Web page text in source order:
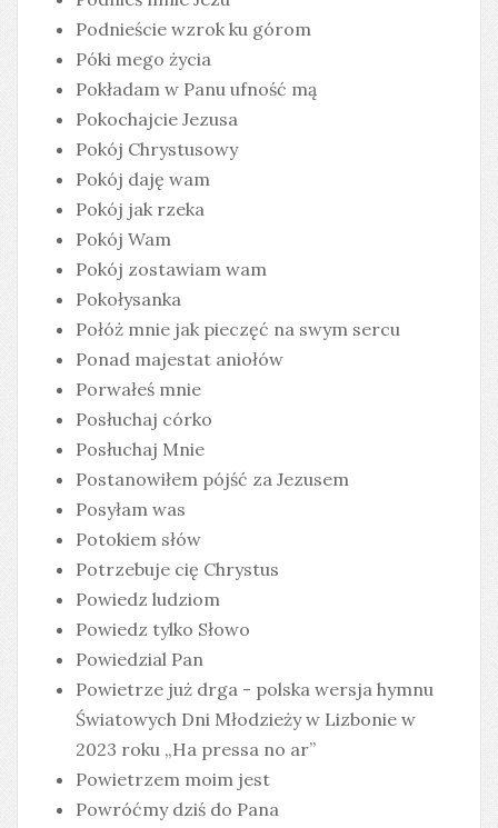
Podnieście wzrok ku górom
Póki mego życia
Pokładam w Panu ufność mą
Pokochajcie Jezusa
Pokój Chrystusowy
Pokój daję wam
Pokój jak rzeka
Pokój Wam
Pokój zostawiam wam
Pokołysanka
Połóż mnie jak pieczęć na swym sercu
Ponad majestat aniołów
Porwałeś mnie
Posłuchaj córko
Posłuchaj Mnie
Postanowiłem pójść za Jezusem
Posyłam was
Potokiem słów
Potrzebuje cię Chrystus
Powiedz ludziom
Powiedz tylko Słowo
Powiedzial Pan
Powietrze już drga - polska wersja hymnu
Światowych Dni Młodzieży w Lizbonie w
2023 roku „Ha pressa no ar”
Powietrzem moim jest
Powróćmy dziś do Pana